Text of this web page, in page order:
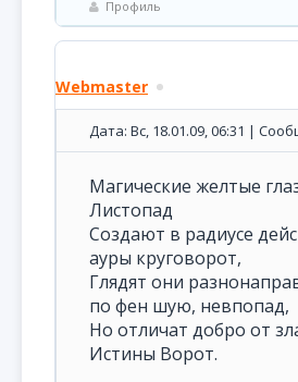
Профиль
Webmaster
Дата: Вс, 18.01.09, 06:31 |
Магические желтые
Листопад
Создают в радиусе
ауры круговорот,
Глядят они
по фен шую, невпопад,
Но отличат добро от
Истины Ворот.